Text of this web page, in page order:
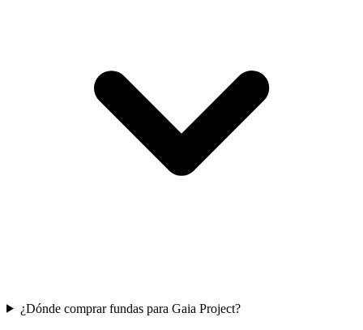
¿Dónde comprar fundas para Gaia Project?